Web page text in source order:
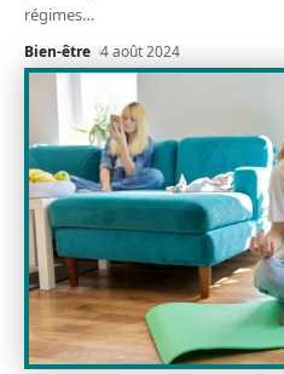
régimes…
Bien-être 4 août 2024